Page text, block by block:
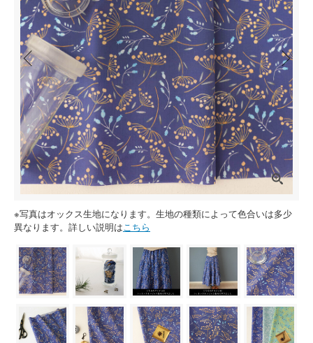
※写真はオックス生地になります。生地の種類によって色合いは多少
異なります。詳しい説明はこちら